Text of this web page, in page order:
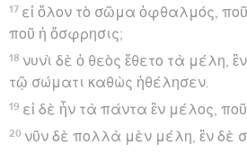
17 εἰ ὅλον τὸ σῶμα ὀφθαλμός, ποῦ
ποῦ ἡ ὄσφρησις;
18 νυνὶ δὲ ὁ θεὸς ἔθετο τὰ μέλη,
τῷ σώματι καθὼς ἠθέλησεν.
19 εἰ δὲ ἦν τὰ πάντα ἓν μέλος,
20 νῦν δὲ πολλὰ μὲν μέλη, ἓν δὲ